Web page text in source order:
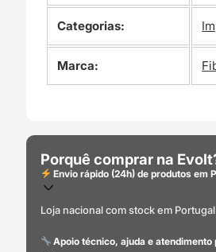
Categorias:
Marca:
Porquê comprar na
Envio rápido (24h) de produtos em
Loja nacional com stock em
Apoio técnico, ajuda e atendimento